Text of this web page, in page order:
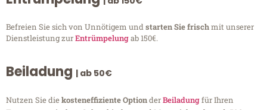
Befreien Sie sich von Unnötigem undstarten Sie frischmit unserer
Dienstleistung zurEntrümpelungab 150€.
Beiladung | ab 50€
Nutzen Sie diekosteneffiziente OptionderBeiladungfür Ihren